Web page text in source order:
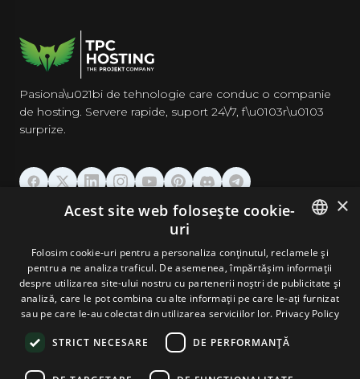
Pasiona\u021bi de tehnologie care conduc o companie
de hosting. Servere rapide, suport 24\/7, f\u0103r\u0103
surprize.
GĂZDUIRE
DOMENII & EMAIL
UNELTE & SECURITATE
COMPANIE
ENGLISH
GERMAN
ROMANIAN
×
Acest site web folosește cookie-
uri
Folosim cookie-uri pentru a personaliza conținutul, reclamele și
pentru a ne analiza traficul. De asemenea, împărtășim informații
despre utilizarea site-ului nostru cu partenerii noștri de publicitate și
analiză, care le pot combina cu alte informații pe care le-ați furnizat
sau pe care le-au colectat din utilizarea serviciilor lor. Privacy Policy
STRICT NECESARE DE PERFORMANȚĂ